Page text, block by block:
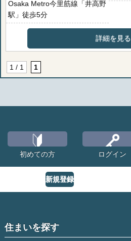
Osaka Metro今里筋線「井高野
駅」徒歩5分
詳細を見る
1 / 1 1
初めての方 ログイン
新規登録
住まいを探す